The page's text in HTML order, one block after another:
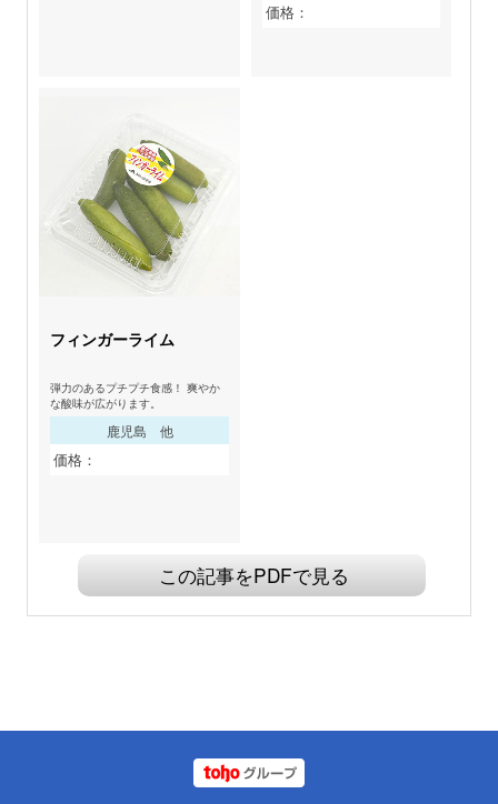
価格：
フィンガーライム
弾力のあるプチプチ食感！ 爽やか
な酸味が広がります。
鹿児島 他
価格：
この記事をPDFで見る